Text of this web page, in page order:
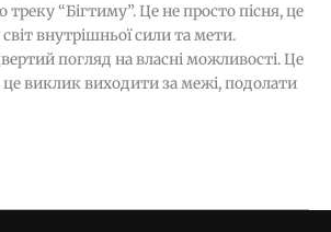
треку “Бігтиму”. Це не просто пісня, це
внутрішньої сили та мети.
погляд на власні можливості. Це
виклик виходити за межі, подолати